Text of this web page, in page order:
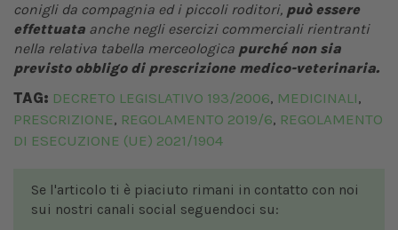
conigli da compagnia ed i piccoli roditori, può essere
effettuata anche negli esercizi commerciali rientranti
nella relativa tabella merceologica purché non sia
previsto obbligo di prescrizione medico-veterinaria.
TAG: DECRETO LEGISLATIVO 193/2006, MEDICINALI,
PRESCRIZIONE, REGOLAMENTO 2019/6, REGOLAMENTO
DI ESECUZIONE (UE) 2021/1904
Se l'articolo ti è piaciuto rimani in contatto con noi
sui nostri canali social seguendoci su: